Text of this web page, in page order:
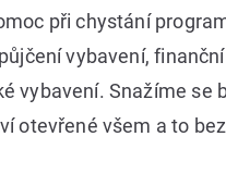
při chystání
vybavení,
vybavení. Snažíme se
otevřené všem a to